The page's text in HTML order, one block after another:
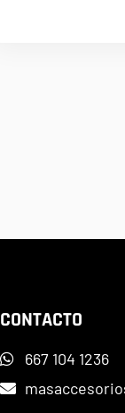
CONTACTO
667 104 1236